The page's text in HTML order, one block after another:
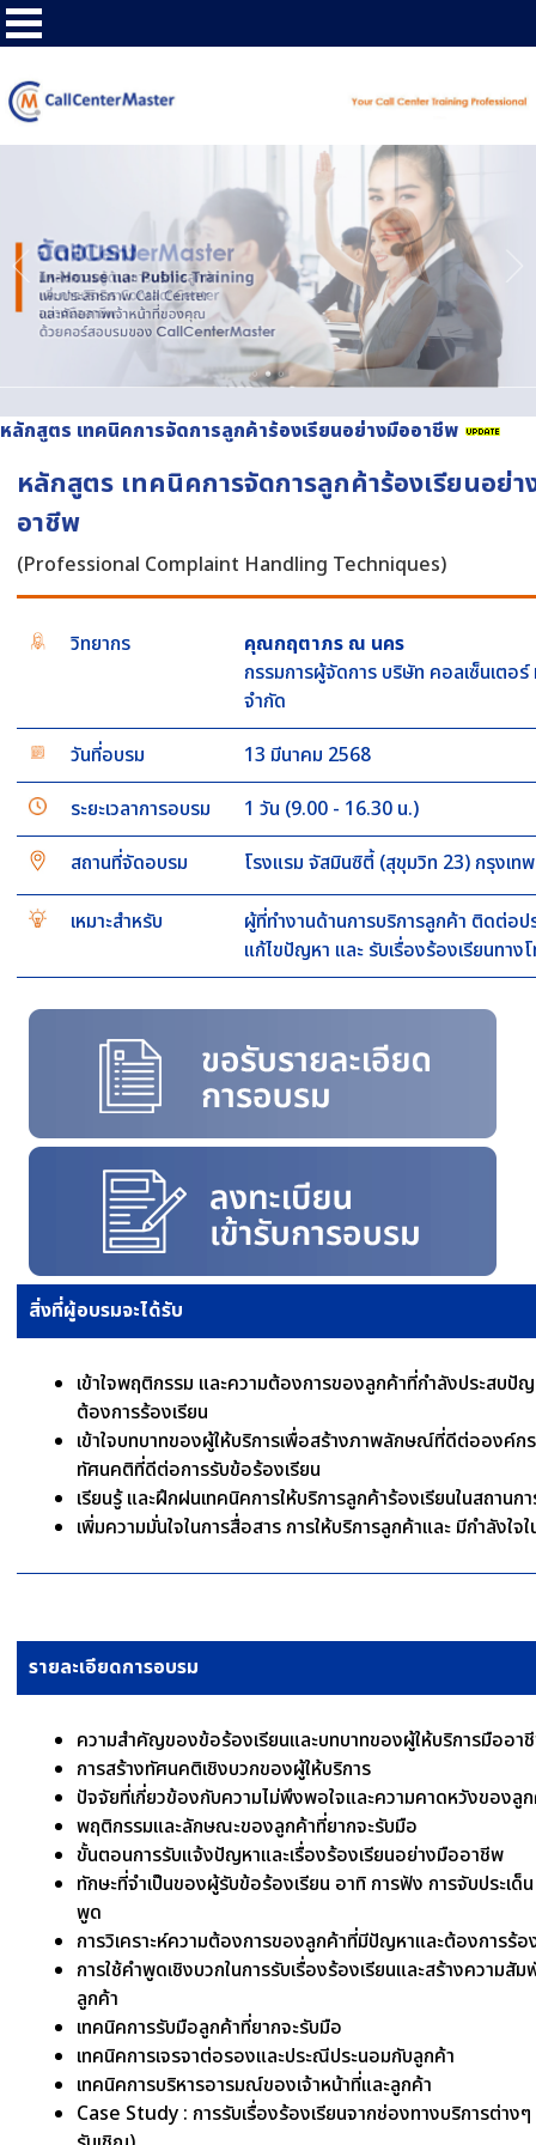
หลักสูตร เทคนิคการจัดการลูกค้าร้องเรียนอย่างมืออาชีพ
หลักสูตร เทคนิคการจัดการลูกค้าร้องเรียนอย่า
อาชีพ
(Professional Complaint Handling Techniques)
วิทยากร
คุณกฤตาภร ณ นคร
กรรมการผู้จัดการ บริษัท คอลเซ็นเตอร์
จำกัด
วันที่อบรม
13 มีนาคม 2568
ระยะเวลาการอบรม
1 วัน (9.00 - 16.30 น.)
สถานที่จัดอบรม
โรงแรม จัสมินซิตี้ (สุขุมวิท 23) กรุงเท
เหมาะสำหรับ
ผู้ที่ทำงานด้านการบริการลูกค้า ติดต่อป
แก้ไขปัญหา และ รับเรื่องร้องเรียนทาง
สิ่งที่ผู้อบรมจะได้รับ
เข้าใจพฤติกรรม และความต้องการของลูกค้าที่กำลังประสบปั
ต้องการร้องเรียน
เข้าใจบทบาทของผู้ให้บริการเพื่อสร้างภาพลักษณ์ที่ดีต่อองค์ก
ทัศนคติที่ดีต่อการรับข้อร้องเรียน
เรียนรู้ และฝึกฝนเทคนิคการให้บริการลูกค้าร้องเรียนในสถาน
เพิ่มความมั่นใจในการสื่อสาร การให้บริการลูกค้าและ มีกำลังใจ
รายละเอียดการอบรม
ความสำคัญของข้อร้องเรียนและบทบาทของผู้ให้บริการมืออา
การสร้างทัศนคติเชิงบวกของผู้ให้บริการ
ปัจจัยที่เกี่ยวข้องกับความไม่พึงพอใจและความคาดหวังของลู
พฤติกรรมและลักษณะของลูกค้าที่ยากจะรับมือ
ขั้นตอนการรับแจ้งปัญหาและเรื่องร้องเรียนอย่างมืออาชีพ
ทักษะที่จำเป็นของผู้รับข้อร้องเรียน อาทิ การฟัง การจับประเด็
พูด
การวิเคราะห์ความต้องการของลูกค้าที่มีปัญหาและต้องการร้อ
การใช้คำพูดเชิงบวกในการรับเรื่องร้องเรียนและสร้างความสั
ลูกค้า
เทคนิคการรับมือลูกค้าที่ยากจะรับมือ
เทคนิคการเจรจาต่อรองและประณีประนอมกับลูกค้า
เทคนิคการบริหารอารมณ์ของเจ้าหน้าที่และลูกค้า
Case Study : การรับเรื่องร้องเรียนจากช่องทางบริการต่างๆ